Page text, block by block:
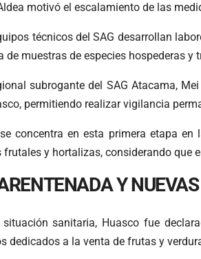
motivó el escalamiento de las
técnicos del SAG desarrollan
de muestras de especies hospederas
subrogante del SAG Atacama,
permitiendo realizar vigilancia
concentra en esta primera etapa
frutales y hortalizas, considerando que
Y
sanitaria, Huasco fue
dedicados a la venta de frutas y